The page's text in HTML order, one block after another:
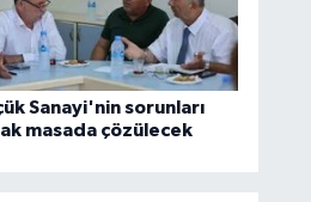
Sanayi'nin sorunları
masada çözülecek